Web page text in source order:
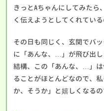
きっとAちゃんにしてみた
く伝えようとしてくれている
その日も同じく、玄関でバ
に「あんな、…」が飛び出し
結構、この「あんな、…」
ることがほとんどなので、
か、そうか」と嬉しくなるの